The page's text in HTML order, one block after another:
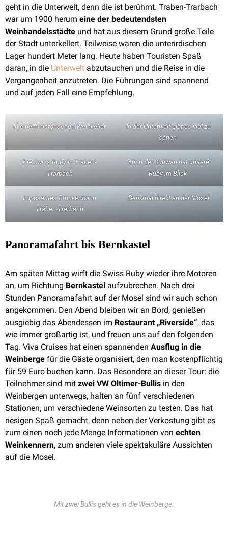
geht in die Unterwelt, denn die ist berühmt. Traben-Trarbach
war um 1900 herum eine der bedeutendsten
Weinhandelsstädte und hat aus diesem Grund große Teile
der Stadt unterkellert. Teilweise waren die unterirdischen
Lager hundert Meter lang. Heute haben Touristen Spaß
daran, in die Unterwelt abzutauchen und die Reise in die
Vergangenheit anzutreten. Die Führungen sind spannend
und auf jeden Fall eine Empfehlung.
In einem historischen Weinkeller
In der Unterwelt gibt es viel zu
sehen.
Die Swiss Ruby in Traben-
Trarbach
Auch der Schwan hat unsere
Ruby im Blick.
Imposantes Brückentor in
Traben-Trarbach
Denkmal direkt an der Mosel
Panoramafahrt bis Bernkastel
Am späten Mittag wirft die Swiss Ruby wieder ihre Motoren
an, um Richtung Bernkastel aufzubrechen. Nach drei
Stunden Panoramafahrt auf der Mosel sind wir auch schon
angekommen. Den Abend bleiben wir an Bord, genießen
ausgiebig das Abendessen im Restaurant „Riverside“, das
wie immer großartig ist, und freuen uns auf den folgenden
Tag. Viva Cruises hat einen spannenden Ausflug in die
Weinberge für die Gäste organisiert, den man kostenpflichtig
für 59 Euro buchen kann. Das Besondere an dieser Tour: die
Teilnehmer sind mit zwei VW Oltimer-Bullis in den
Weinbergen unterwegs, halten an fünf verschiedenen
Stationen, um verschiedene Weinsorten zu testen. Das hat
riesigen Spaß gemacht, denn neben der Verkostung gibt es
zum einen noch jede Menge Informationen von echten
Weinkennern, zum anderen viele spektakuläre Aussichten
auf die Mosel.
Mit zwei Bullis geht es in die Weinberge.